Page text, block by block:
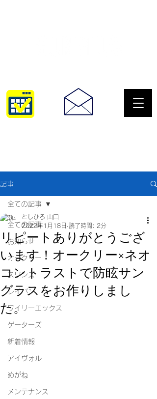
記事
全ての記事
お知らせ
オークリー
スワンズ
レイバン
ワイリーエックス
ゲーターズ
新着情報
アイヴォル
めがね
メンテナンス
全ての記事
リピートありがとうござ
います！オークリー×ネオ
コントラストで防眩サン
グラスをお作りしまし
た。
としひろ 山口
2022年1月18日 読了時間: 2分